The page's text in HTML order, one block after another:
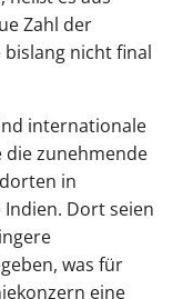
Zahl der
nicht final
internationale
zunehmende
in
Dort seien
was für
eine